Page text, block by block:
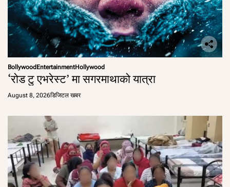
BollywoodEntertainmentHollywood
‘रोड टु एभरेस्ट’ मा सगरमाथाको यात्रा
August 8, 2026डिजिटल खबर